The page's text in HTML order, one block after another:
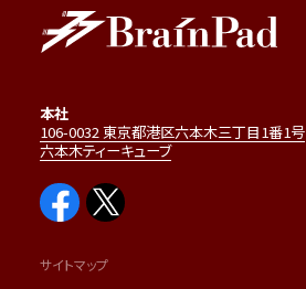
本社
106-0032 東京都港区六本木三丁目1番1号
六本木ティーキューブ
サイトマップ